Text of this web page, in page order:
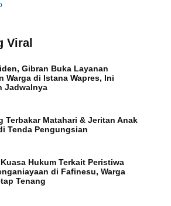
Viral
Gibran Buka Layanan
Warga di Istana Wapres, Ini
Jadwalnya
Terbakar Matahari & Jeritan Anak
Tenda Pengungsian
Hukum Terkait Peristiwa
di Fafinesu, Warga
Tenang